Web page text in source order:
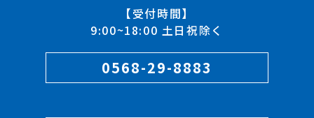
【受付時間】
9:00~18:00 土日祝除く
0568-29-8883